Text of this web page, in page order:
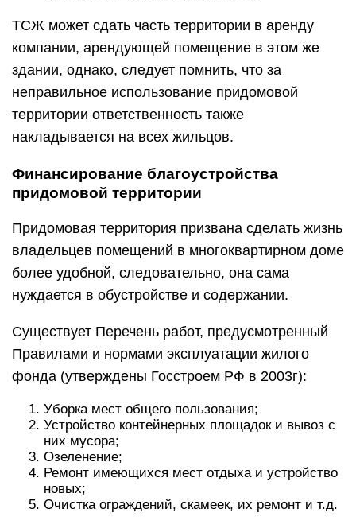
ТСЖ может сдать часть территории в аренду
компании, арендующей помещение в этом же
здании, однако, следует помнить, что за
неправильное использование придомовой
территории ответственность также
накладывается на всех жильцов.
Финансирование благоустройства
придомовой территории
Придомовая территория призвана сделать жизнь
владельцев помещений в многоквартирном доме
более удобной, следовательно, она сама
нуждается в обустройстве и содержании.
Существует Перечень работ, предусмотренный
Правилами и нормами эксплуатации жилого
фонда (утверждены Госстроем РФ в 2003г):
Уборка мест общего пользования;
Устройство контейнерных площадок и вывоз с
них мусора;
Озеленение;
Ремонт имеющихся мест отдыха и устройство
новых;
Очистка ограждений, скамеек, их ремонт и т.д.